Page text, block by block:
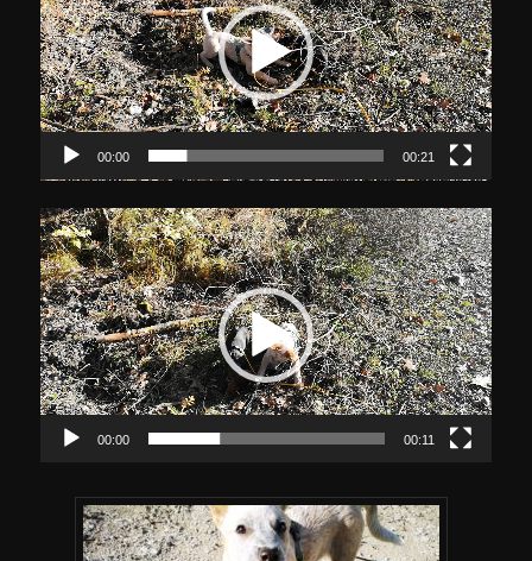
00:00 00:21
Video-
Player
00:00 00:11